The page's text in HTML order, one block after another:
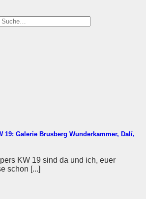
19: Galerie Brusberg Wunderkammer, Dalí,
KW 19 sind da und ich, euer
schon [...]